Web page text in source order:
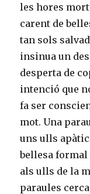
les hores
carent de
tan sols
insinua un
desperta de
intenció que
fa ser
mot. Una
uns ulls
bellesa formal
als ulls de la
paraules